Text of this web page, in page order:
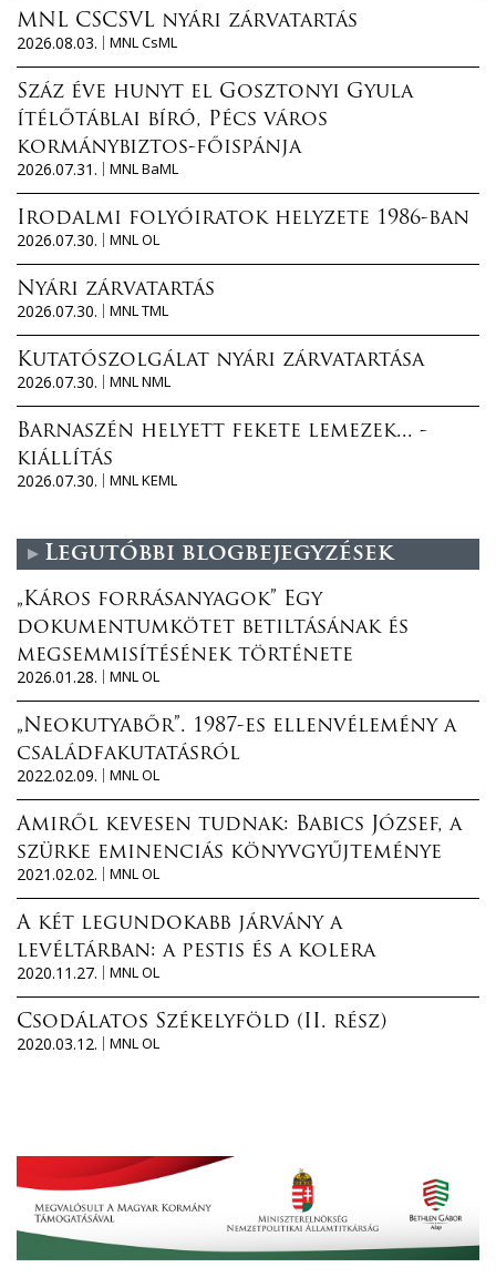
MNL CSCSVL nyári zárvatartás
2026.08.03.
MNL CsML
Száz éve hunyt el Gosztonyi Gyula
ítélőtáblai bíró, Pécs város
kormánybiztos-főispánja
2026.07.31.
MNL BaML
Irodalmi folyóiratok helyzete 1986-ban
2026.07.30.
MNL OL
Nyári zárvatartás
2026.07.30.
MNL TML
Kutatószolgálat nyári zárvatartása
2026.07.30.
MNL NML
Barnaszén helyett fekete lemezek... -
kiállítás
2026.07.30.
MNL KEML
Legutóbbi blogbejegyzések
„Káros forrásanyagok” Egy
dokumentumkötet betiltásának és
megsemmisítésének története
2026.01.28.
MNL OL
„Neokutyabőr”. 1987-es ellenvélemény a
családfakutatásról
2022.02.09.
MNL OL
Amiről kevesen tudnak: Babics József, a
szürke eminenciás könyvgyűjteménye
2021.02.02.
MNL OL
A két legundokabb járvány a
levéltárban: a pestis és a kolera
2020.11.27.
MNL OL
Csodálatos Székelyföld (II. rész)
2020.03.12.
MNL OL